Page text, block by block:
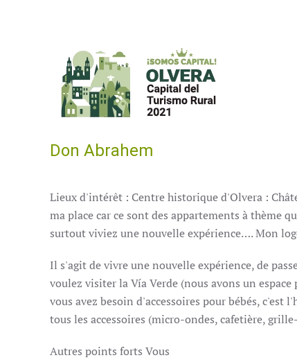
Don Abrahem
Lieux d'intérêt : Centre historique d'Olvera :
ma place car ce sont des appartements à thème
surtout viviez une nouvelle expérience….Mon
Il s'agit de vivre une nouvelle expérience, de
voulez visiter la Vía Verde (nous avons un
vous avez besoin d'accessoires pour bébés,
tous les accessoires (micro-ondes, cafetière,
Autres points forts Vous